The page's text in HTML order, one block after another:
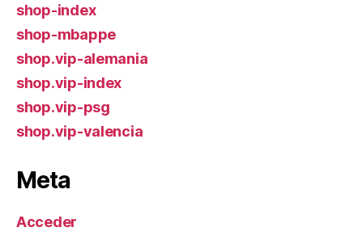
shop-index
shop-mbappe
shop.vip-alemania
shop.vip-index
shop.vip-psg
shop.vip-valencia
Meta
Acceder